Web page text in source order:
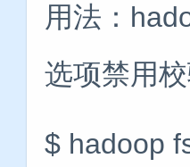
用法：
选项禁用校
$ hadoop